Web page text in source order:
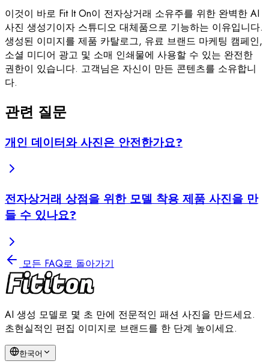
이것이 바로 Fit It On이 전자상거래 소유주를 위한 완벽한 AI
사진 생성기이자 스튜디오 대체품으로 기능하는 이유입니다.
생성된 이미지를 제품 카탈로그, 유료 브랜드 마케팅 캠페인,
소셜 미디어 광고 및 소매 인쇄물에 사용할 수 있는 완전한
권한이 있습니다. 고객님은 자신이 만든 콘텐츠를 소유합니
다.
관련 질문
개인 데이터와 사진은 안전한가요?
전자상거래 상점을 위한 모델 착용 제품 사진을 만
들 수 있나요?
모든 FAQ로 돌아가기
AI 생성 모델로 몇 초 만에 전문적인 패션 사진을 만드세요.
초현실적인 편집 이미지로 브랜드를 한 단계 높이세요.
한국어